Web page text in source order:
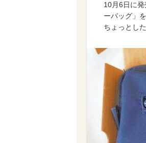
10月6日に
ーバッグ」
ちょっとし